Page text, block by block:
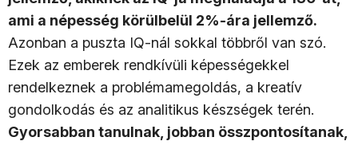
ami a népesség körülbelül 2%-ára jellemző.
Azonban a puszta IQ-nál sokkal többről van szó.
Ezek az emberek rendkívüli képességekkel
rendelkeznek a problémamegoldás, a kreatív
gondolkodás és az analitikus készségek terén.
Gyorsabban tanulnak, jobban összpontosítanak,